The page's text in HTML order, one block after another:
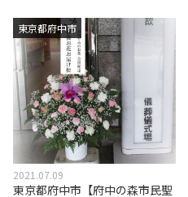
東京都府中市
2021.07.09
東京都府中市【府中の森市民聖